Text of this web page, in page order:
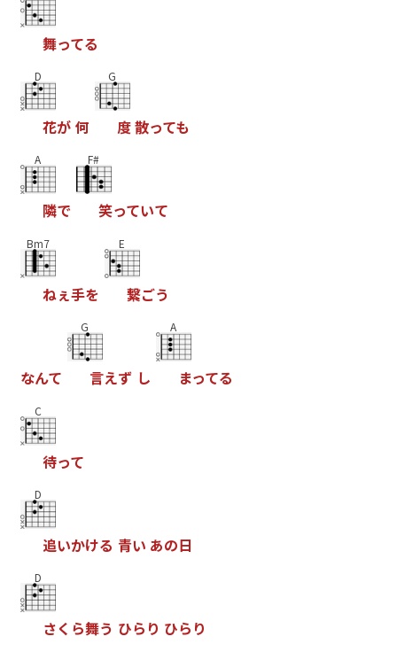
舞ってる
D
花が 何
G
度散っても
A
隣で
F#
笑っていて
Bm7
ねぇ手を
E
繋ごう
なんて
G
言えず し
A
まってる
C
待って
D
追いかける 青い あの日
D
さく ら舞う ひら り ひら り